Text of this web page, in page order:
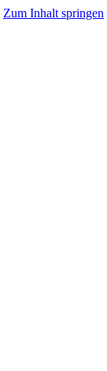
Zum Inhalt springen